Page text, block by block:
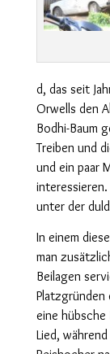
d, das seit
Orwells den
Bodhi-Baum
Treiben und
und ein paar
unter der
In einem
man
Beilagen
Platzgründen
eine
Lied,